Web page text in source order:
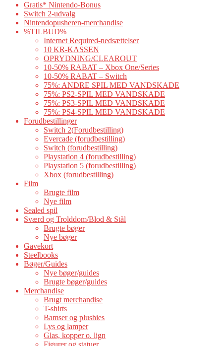
Gratis* Nintendo-Bonus
Switch 2-udvalg
Nintendopusheren-merchandise
%TILBUD%
Internet Required-nedsættelser
10 KR-KASSEN
OPRYDNING/CLEAROUT
10-50% RABAT – Xbox One/Series
10-50% RABAT – Switch
75%: ANDRE SPIL MED VANDSKADE
75%: PS2-SPIL MED VANDSKADE
75%: PS3-SPIL MED VANDSKADE
75%: PS4-SPIL MED VANDSKADE
Forudbestillinger
Switch 2(Forudbestilling)
Evercade (forudbestilling)
Switch (forudbestilling)
Playstation 4 (forudbestilling)
Playstation 5 (forudbestilling)
Xbox (forudbestilling)
Film
Brugte film
Nye film
Sealed spil
Sværd og Trolddom/Blod & Stål
Brugte bøger
Nye bøger
Gavekort
Steelbooks
Bøger/Guides
Nye bøger/guides
Brugte bøger/guides
Merchandise
Brugt merchandise
T-shirts
Bamser og plushies
Lys og lamper
Glas, kopper o. lign